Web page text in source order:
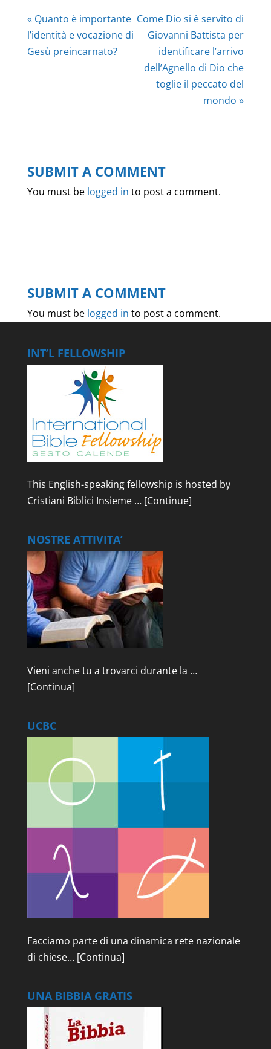
« Quanto è importante
l’identità e vocazione di
Gesù preincarnato?
Come Dio si è servito di
Giovanni Battista per
identificare l’arrivo
dell’Agnello di Dio che
toglie il peccato del
mondo »
SUBMIT A COMMENT
You must be logged in to post a comment.
SUBMIT A COMMENT
You must be logged in to post a comment.
INT’L FELLOWSHIP
This English-speaking fellowship is hosted by
Cristiani Biblici Insieme … [Continue]
NOSTRE ATTIVITA’
Vieni anche tu a trovarci durante la …
[Continua]
UCBC
Facciamo parte di una dinamica rete nazionale
di chiese… [Continua]
UNA BIBBIA GRATIS